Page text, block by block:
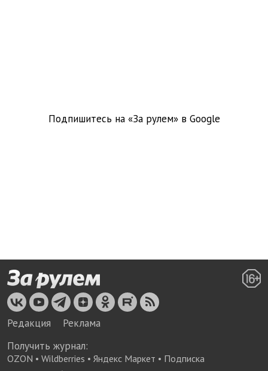
Подпишитесь на «За рулем» в Google
Редакция
Реклама
Получить журнал:
OZON • Wildberries • Яндекс Маркет • Подписка